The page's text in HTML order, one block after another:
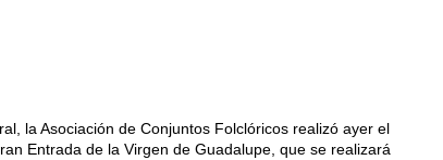
la Asociación de Conjuntos Folclóricos realizó ayer el
Entrada de la Virgen de Guadalupe, que se realizará